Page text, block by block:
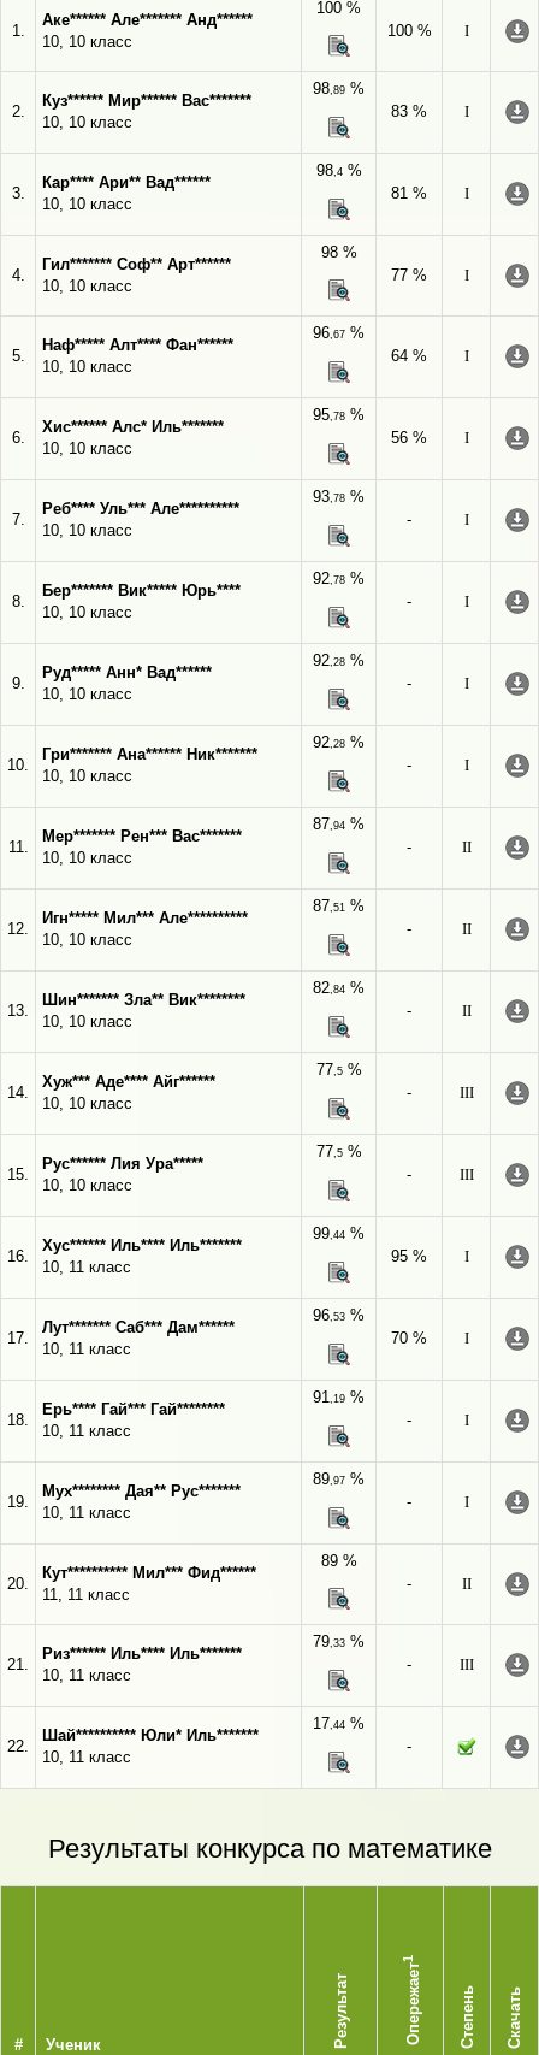
1.
Аке****** Але******* Анд******
10, 10 класс
100 %
100 %
I
2.
Куз****** Мир****** Вас*******
10, 10 класс
98,89 %
83 %
I
3.
Кар**** Ари** Вад******
10, 10 класс
98,4%
81 %
I
4.
Гил******* Соф** Арт******
10, 10 класс
98 %
77 %
I
5.
Наф***** Алт**** Фан******
10, 10 класс
96,67 %
64 %
I
6.
Хис****** Алс* Иль*******
10, 10 класс
95,78 %
56 %
I
7.
Реб**** Уль*** Але**********
10, 10 класс
93,78 %
-
I
8.
Бер******* Вик***** Юрь****
10, 10 класс
92,78 %
-
I
9.
Руд***** Анн* Вад******
10, 10 класс
92,28 %
-
I
10.
Гри******* Ана****** Ник*******
10, 10 класс
92,28 %
-
I
11.
Мер******* Рен*** Вас*******
10, 10 класс
87,94 %
-
II
12.
Игн***** Мил*** Але**********
10, 10 класс
87,51 %
-
II
13.
Шин******* Зла** Вик********
10, 10 класс
82,84 %
-
II
14.
Хуж*** Аде**** Айг******
10, 10 класс
77,5%
-
III
15.
Рус****** Лия Ура*****
10, 10 класс
77,5%
-
III
16.
Хус****** Иль**** Иль*******
10, 11 класс
99,44 %
95 %
I
17.
Лут******* Саб*** Дам******
10, 11 класс
96,53 %
70 %
I
18.
Ерь**** Гай*** Гай********
10, 11 класс
91,19 %
-
I
19.
Мух******** Дая** Рус*******
10, 11 класс
89,97 %
-
I
20.
Кут********** Мил*** Фид******
11, 11 класс
89 %
-
II
21.
Риз****** Иль**** Иль*******
10, 11 класс
79,33 %
-
III
22.
Шай********** Юли* Иль*******
10, 11 класс
17,44 %
-
Результаты конкурса по математике
# Ученик Результат Опережает
1
Степень Скачать